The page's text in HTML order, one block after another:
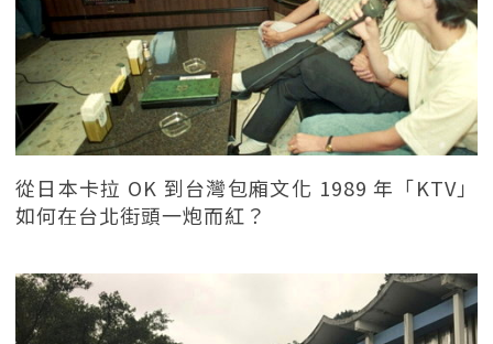
從日本卡拉 OK 到台灣包廂文化 1989 年「KTV」
如何在台北街頭一炮而紅？